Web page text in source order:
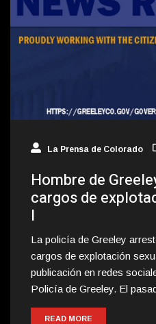
La Prensa de Colorado
Hombre de
cargos de
l
La policía de Greeley
cargos de explotación
publicación en redes
Policía de Greeley. El
READ MORE